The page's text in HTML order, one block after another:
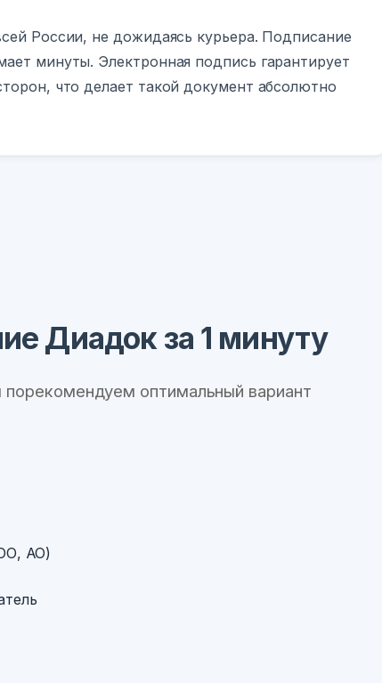
России, не дожидаясь курьера. Подписание
минуты. Электронная подпись гарантирует
что делает такой документ абсолютно
Диадок за 1 минуту
оптимальный вариант
АО)